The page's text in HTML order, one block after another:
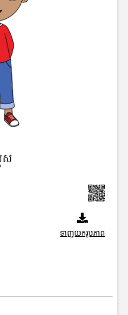
ទាញយករូបភាព